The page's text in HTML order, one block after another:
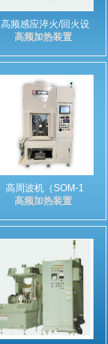
高频感应淬火/回火设
高频加热装置
高周波机（SOM-1
高频加热装置